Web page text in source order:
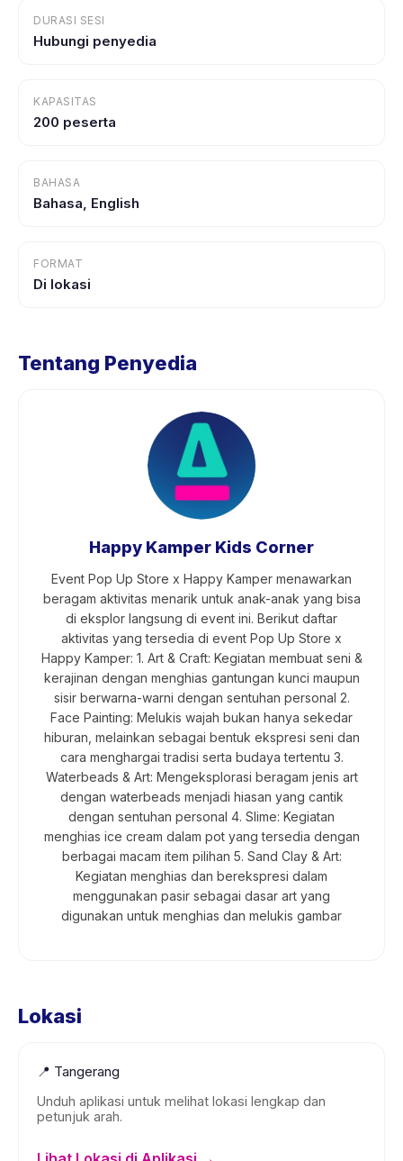
DURASI SESI
Hubungi penyedia
KAPASITAS
200 peserta
BAHASA
Bahasa, English
FORMAT
Di lokasi
Tentang Penyedia
Happy Kamper Kids Corner
Event Pop Up Store x Happy Kamper menawarkan
beragam aktivitas menarik untuk anak-anak yang bisa
di eksplor langsung di event ini. Berikut daftar
aktivitas yang tersedia di event Pop Up Store x
Happy Kamper: 1. Art & Craft: Kegiatan membuat seni &
kerajinan dengan menghias gantungan kunci maupun
sisir berwarna-warni dengan sentuhan personal 2.
Face Painting: Melukis wajah bukan hanya sekedar
hiburan, melainkan sebagai bentuk ekspresi seni dan
cara menghargai tradisi serta budaya tertentu 3.
Waterbeads & Art: Mengeksplorasi beragam jenis art
dengan waterbeads menjadi hiasan yang cantik
dengan sentuhan personal 4. Slime: Kegiatan
menghias ice cream dalam pot yang tersedia dengan
berbagai macam item pilihan 5. Sand Clay & Art:
Kegiatan menghias dan berekspresi dalam
menggunakan pasir sebagai dasar art yang
digunakan untuk menghias dan melukis gambar
Lokasi
📍 Tangerang
Unduh aplikasi untuk melihat lokasi lengkap dan
petunjuk arah.